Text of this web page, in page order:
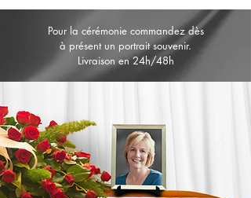
Pour la cérémonie commandez dès
à présent un portrait souvenir.
Livraison en 24h/48h